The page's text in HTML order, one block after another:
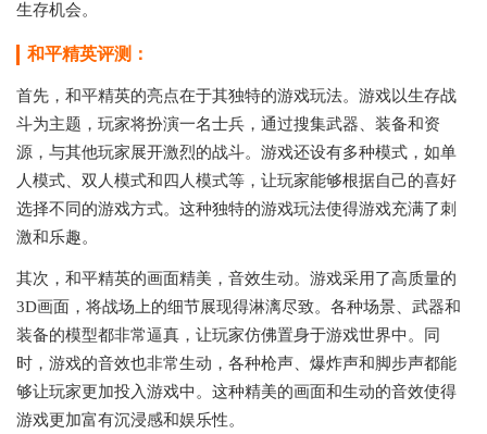
生存机会。
和平精英评测：
首先，和平精英的亮点在于其独特的游戏玩法。游戏以生存战
斗为主题，玩家将扮演一名士兵，通过搜集武器、装备和资
源，与其他玩家展开激烈的战斗。游戏还设有多种模式，如单
人模式、双人模式和四人模式等，让玩家能够根据自己的喜好
选择不同的游戏方式。这种独特的游戏玩法使得游戏充满了刺
激和乐趣。
其次，和平精英的画面精美，音效生动。游戏采用了高质量的
3D画面，将战场上的细节展现得淋漓尽致。各种场景、武器和
装备的模型都非常逼真，让玩家仿佛置身于游戏世界中。同
时，游戏的音效也非常生动，各种枪声、爆炸声和脚步声都能
够让玩家更加投入游戏中。这种精美的画面和生动的音效使得
游戏更加富有沉浸感和娱乐性。